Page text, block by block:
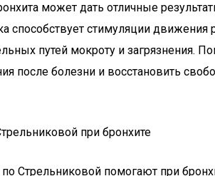
может дать отличные
способствует стимуляции движения
путей мокроту и загрязнения.
после болезни и восстановить
при бронхите
Стрельниковой помогают при